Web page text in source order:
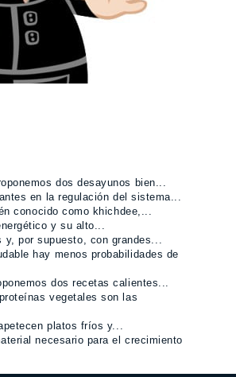
dos desayunos bien...
en la regulación del sistema...
conocido como khichdee,...
y su alto...
por supuesto, con grandes...
hay menos probabilidades de
dos recetas calientes...
vegetales son las
platos fríos y...
necesario para el crecimiento